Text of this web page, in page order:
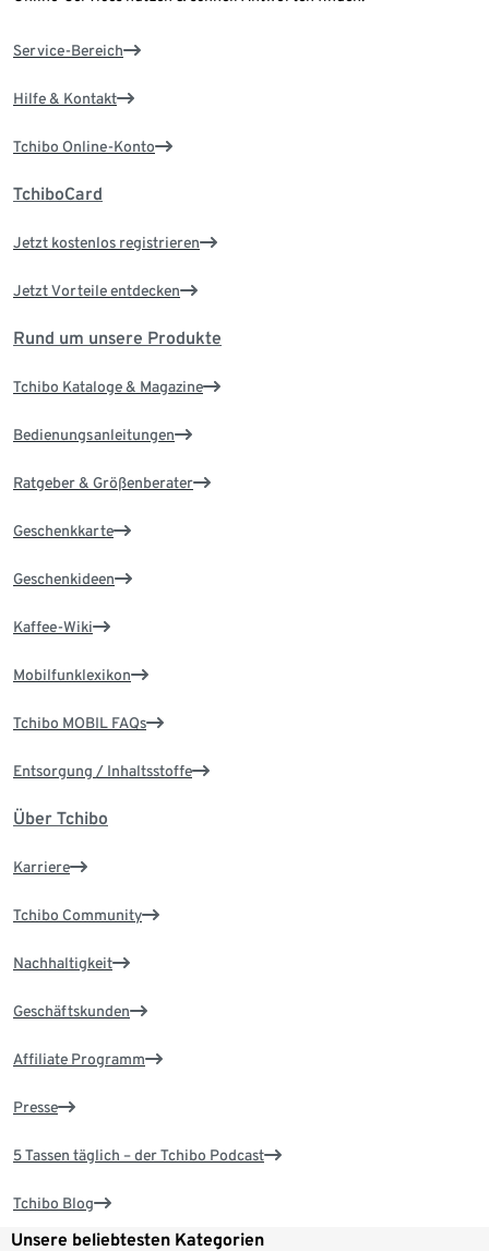
Service-Bereich
Hilfe & Kontakt
Tchibo Online-Konto
TchiboCard
Jetzt kostenlos registrieren
Jetzt Vorteile entdecken
Rund um unsere Produkte
Tchibo Kataloge & Magazine
Bedienungsanleitungen
Ratgeber & Größenberater
Geschenkkarte
Geschenkideen
Kaffee-Wiki
Mobilfunklexikon
Tchibo MOBIL FAQs
Entsorgung / Inhaltsstoffe
Über Tchibo
Karriere
Tchibo Community
Nachhaltigkeit
Geschäftskunden
Affiliate Programm
Presse
5 Tassen täglich – der Tchibo Podcast
Tchibo Blog
Unsere beliebtesten Kategorien